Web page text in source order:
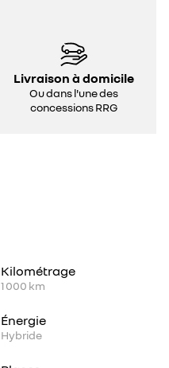
Livraison à domicile
Ou dans l'une des
concessions RRG
Kilométrage
1 000 km
Énergie
Hybride